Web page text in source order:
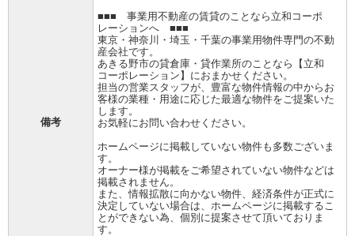
備考
■■■ 事業用不動産の賃貸のことなら立和コーポ
レーションへ ■■■
東京・神奈川・埼玉・千葉の事業用物件専門の不動
産会社です。
あきる野市の貸倉庫・貸作業所のことなら【立和
コーポレーション】におまかせください。
担当の営業スタッフが、豊富な物件情報の中からお
客様の業種・用途に応じた最適な物件をご提案いた
します。
お気軽にお問い合わせください。
ホームページに掲載していない物件も多数ございま
す。
オーナー様が掲載をご希望されていない物件などは
掲載されません。
また、情報拡散に向かない物件、経済条件が正式に
決定していない場合は、ホームページに掲載するこ
とができない為、個別に提案させて頂いておりま
す。